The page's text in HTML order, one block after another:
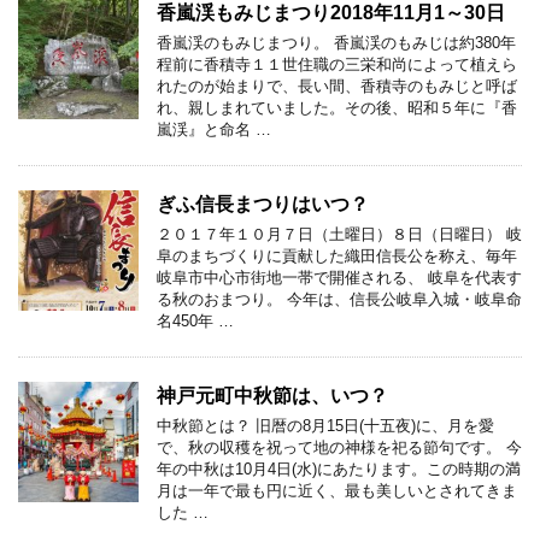
香嵐渓もみじまつり2018年11月1～30日
香嵐渓のもみじまつり。 香嵐渓のもみじは約380年
程前に香積寺１１世住職の三栄和尚によって植えら
れたのが始まりで、長い間、香積寺のもみじと呼ば
れ、親しまれていました。その後、昭和５年に『香
嵐渓』と命名 …
ぎふ信長まつりはいつ？
２０１７年１０月７日（土曜日）８日（日曜日） 岐
阜のまちづくりに貢献した織田信長公を称え、毎年
岐阜市中心市街地一帯で開催される、 岐阜を代表す
る秋のおまつり。 今年は、信長公岐阜入城・岐阜命
名450年 …
神戸元町中秋節は、いつ？
中秋節とは？ 旧暦の8月15日(十五夜)に、月を愛
で、秋の収穫を祝って地の神様を祀る節句です。 今
年の中秋は10月4日(水)にあたります。この時期の満
月は一年で最も円に近く、最も美しいとされてきま
した …